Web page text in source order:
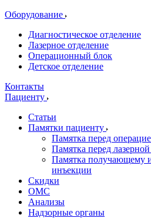
Оборудование
Диагностическое отделение
Лазерное отделение
Операционный блок
Детское отделение
Контакты
Пациенту
Статьи
Памятки пациенту
Памятка перед
Памятка перед
Памятка получающему
инъекции
Скидки
ОМС
Анализы
Надзорные органы